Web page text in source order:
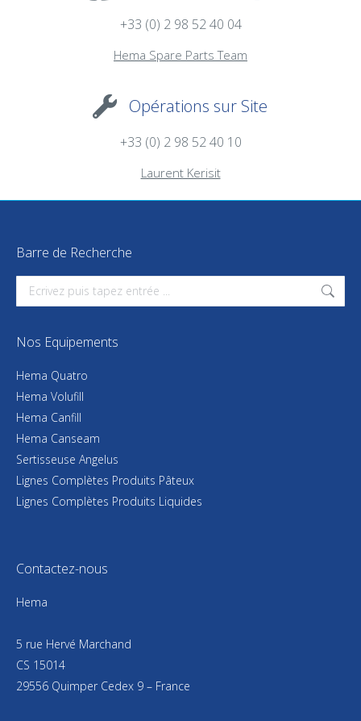
+33 (0) 2 98 52 40 04
Hema Spare Parts Team
Opérations sur Site
+33 (0) 2 98 52 40 10
Laurent Kerisit
Barre de Recherche
Search:
Nos Equipements
Hema Quatro
Hema Volufill
Hema Canfill
Hema Canseam
Sertisseuse Angelus
Lignes Complètes Produits Pâteux
Lignes Complètes Produits Liquides
Contactez-nous
Hema
5 rue Hervé Marchand
CS 15014
29556 Quimper Cedex 9 – France